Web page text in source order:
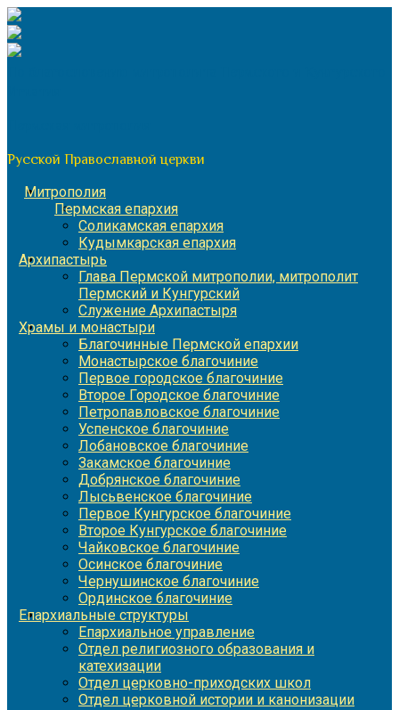
Перейти
к
содержимому
Русской Православной церкви
Митрополия
Пермская епархия
Соликамская епархия
Кудымкарская епархия
Архипастырь
Глава Пермской митрополии, митрополит
Пермский и Кунгурский
Служение Архипастыря
Храмы и монастыри
Благочинные Пермской епархии
Монастырское благочиние
Первое городское благочиние
Второе Городское благочиние
Петропавловское благочиние
Успенское благочиние
Лобановское благочиние
Закамское благочиние
Добрянское благочиние
Лысьвенское благочиние
Первое Кунгурское благочиние
Второе Кунгурское благочиние
Чайковское благочиние
Осинское благочиние
Чернушинское благочиние
Ординское благочиние
Епархиальные структуры
Епархиальное управление
Отдел религиозного образования и
катехизации
Отдел церковно-приходских школ
Отдел церковной истории и канонизации